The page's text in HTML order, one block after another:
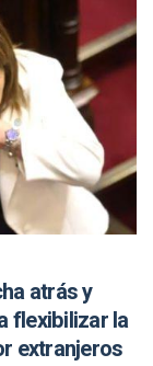
atrás y
flexibilizar la
extranjeros